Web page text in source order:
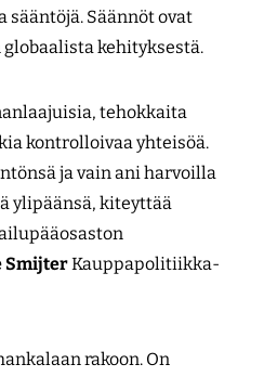
Säännöt ovat
kehityksestä.
tehokkaita
kontrolloivaa yhteisöä.
ja vain ani harvoilla
ylipäänsä, kiteyttää
SmijterKauppapolitiikka-
rakoon. On